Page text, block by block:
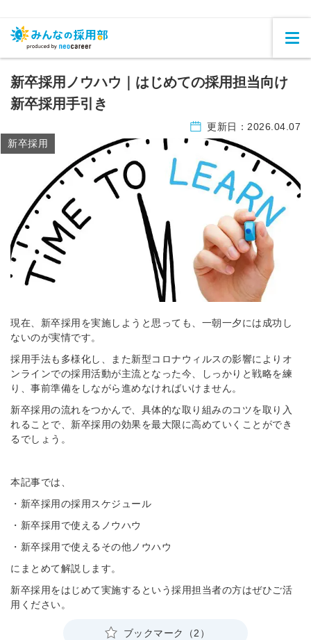
新卒採用ノウハウ｜はじめての採用担当向け
新卒採用手引き
更新日： 2026.04.07
新卒採用
現在、新卒採用を実施しようと思っても、一朝一夕には成功し
ないのが実情です。
採用手法も多様化し、また新型コロナウィルスの影響によりオ
ンラインでの採用活動が主流となった今、しっかりと戦略を練
り、事前準備をしながら進めなければいけません。
新卒採用の流れをつかんで、具体的な取り組みのコツを取り入
れることで、新卒採用の効果を最大限に高めていくことができ
るでしょう。
本記事では、
・新卒採用の採用スケジュール
・新卒採用で使えるノウハウ
・新卒採用で使えるその他ノウハウ
にまとめて解説します。
新卒採用をはじめて実施するという採用担当者の方はぜひご活
用ください。
ブックマーク（2）